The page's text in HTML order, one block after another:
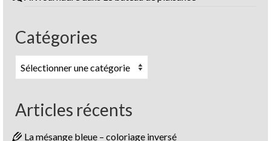
Catégories
Catégories
Articles récents
La mésange bleue – coloriage inversé